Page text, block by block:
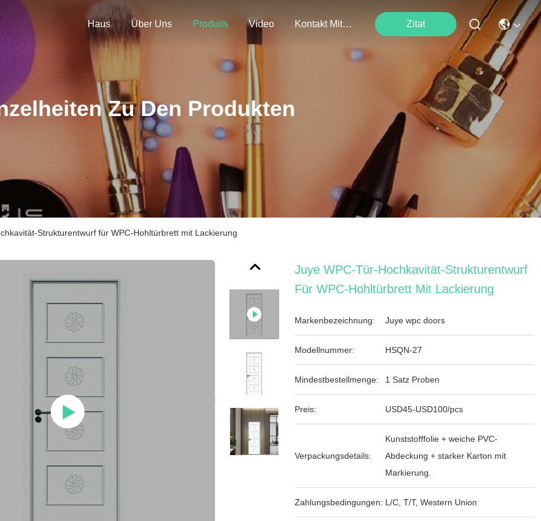
Haus Über Uns Produits Video Kontakt Mit Uns Zitat
Zu Den Produkten
Strukturentwurf für WPC-Hohltürbrett mit Lackierung
Juye WPC-Tür-Hochkavität-Strukturentwurf
Für WPC-Hohltürbrett Mit Lackierung
Markenbezeichnung: Juye wpc doors
Modellnummer: HSQN-27
Mindestbestellmenge: 1 Satz Proben
Preis: USD45-USD100/pcs
Verpackungsdetails:
Kunststofffolie + weiche PVC-
Abdeckung + starker Karton mit
Markierung.
Zahlungsbedingungen: L/C, T/T, Western Union